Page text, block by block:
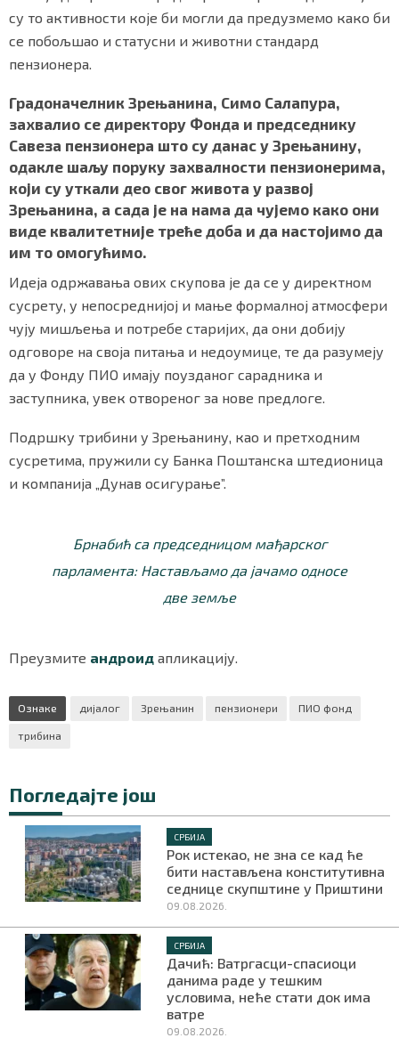
су то активности које би могли да предузмемо како би
се побољшао и статусни и животни стандард
пензионера.
Градоначелник Зрењанина, Симо Салапура,
захвалио се директору Фонда и председнику
Савеза пензионера што су данас у Зрењанину,
одакле шаљу поруку захвалности пензионерима,
који су уткали део свог живота у развој
Зрењанина, а сада је на нама да чујемо како они
виде квалитетније треће доба и да настојимо да
им то омогућимо.
Идеја одржавања ових скупова је да се у директном
сусрету, у непосреднијој и мање формалној атмосфери
чују мишљења и потребе старијих, да они добију
одговоре на своја питања и недоумице, те да разумеју
да у Фонду ПИО имају поузданог сарадника и
заступника, увек отвореног за нове предлоге.
Подршку трибини у Зрењанину, као и претходним
сусретима, пружили су Банка Поштанска штедионица
и компанија „Дунав осигурање”.
Брнабић са председницом мађарског
парламента: Настављамо да јачамо односе
две земље
Преузмите андроид апликацију.
Ознаке дијалог Зрењанин пензионери
ПИО фонд
трибина
Погледајте још
СРБИЈА
Рок истекао, не зна се кад ће
бити настављена конститутивна
седнице скупштине у Приштини
09.08.2026.
СРБИЈА
Дачић: Ватргасци-спасиоци
данима раде у тешким
условима, неће стати док има
ватре
09.08.2026.